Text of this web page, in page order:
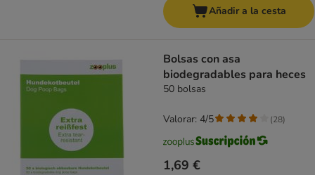
Añadir a la cesta
Bolsas con asa
biodegradables para heces
50 bolsas
1,69 €
Valorar: 4/5 (28)